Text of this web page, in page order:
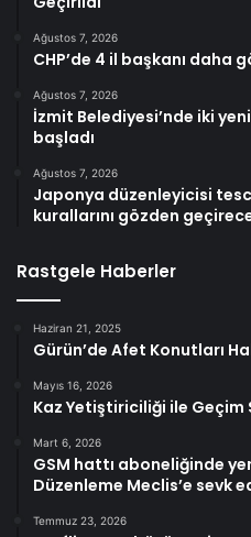
Ağustos 7, 2026
CHP’de 4 il başkanı daha
Ağustos 7, 2026
İzmit Belediyesi’nde iki
başladı
Ağustos 7, 2026
Japonya düzenleyicisi
kurallarını gözden
Rastgele Haberler
Haziran 21, 2025
Gürün’de Afet Konutları
Mayıs 16, 2026
Kaz Yetiştiriciliği ile Geçim
Mart 6, 2026
GSM hattı aboneliğinde
Düzenleme Meclis’e sevk
Temmuz 23, 2026